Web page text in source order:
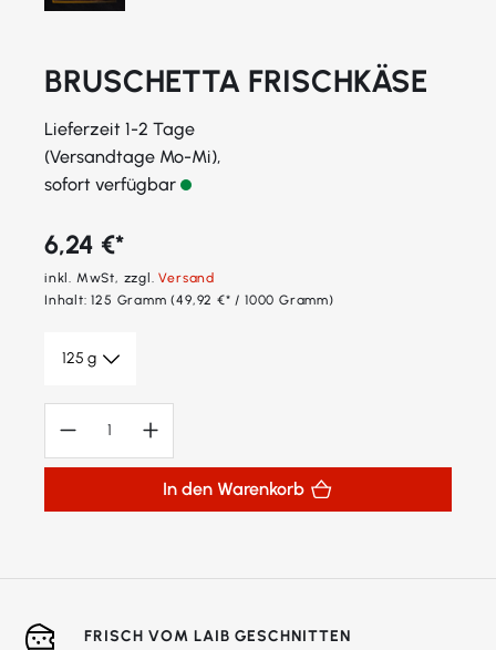
BRUSCHETTA FRISCHKÄSE
Lieferzeit 1-2 Tage
(Versandtage Mo-Mi),
sofort verfügbar
6,24 €*
inkl. MwSt, zzgl.Versand
Inhalt:125 Gramm(49,92 €* / 1000 Gramm)
In den Warenkorb
FRISCH VOM LAIB GESCHNITTEN